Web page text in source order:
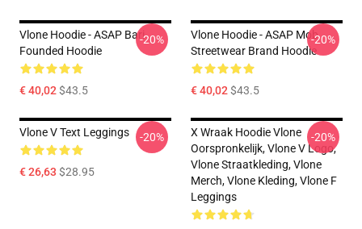
Vlone Hoodie - ASAP Bari
Founded Hoodie
€ 40,02$43.5
-20%
Vlone Hoodie - ASAP Mob
Streetwear Brand Hoodie
€ 40,02$43.5
-20%
Vlone V Text Leggings
€ 26,63 $28.95
-20%
X Wraak Hoodie Vlone
Oorspronkelijk, Vlone V Logo,
Vlone Straatkleding, Vlone
Merch, Vlone Kleding, Vlone F
Leggings
-20%